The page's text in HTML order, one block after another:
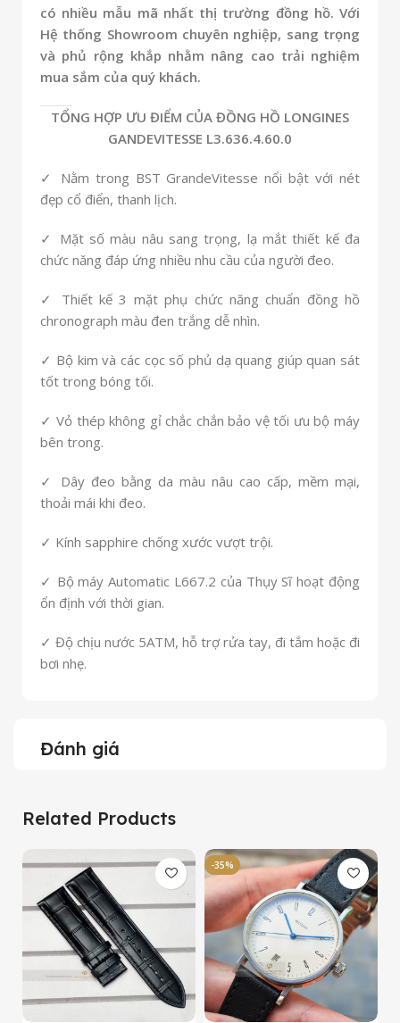
có nhiều mẫu mã nhất thị trường đồng hồ. Với
Hệ thống Showroom chuyên nghiệp, sang trọng
và phủ rộng khắp nhằm nâng cao trải nghiệm
mua sắm của quý khách.
TỔNG HỢP ƯU ĐIỂM CỦA ĐỒNG HỒ LONGINES
GANDEVITESSE L3.636.4.60.0
✓ Nằm trong BST GrandeVitesse nổi bật với nét
đẹp cổ điển, thanh lịch.
✓ Mặt số màu nâu sang trọng, lạ mắt thiết kế đa
chức năng đáp ứng nhiều nhu cầu của người đeo.
✓ Thiết kế 3 mặt phụ chức năng chuẩn đồng hồ
chronograph màu đen trắng dễ nhìn.
✓ Bộ kim và các cọc số phủ dạ quang giúp quan sát
tốt trong bóng tối.
✓ Vỏ thép không gỉ chắc chắn bảo vệ tối ưu bộ máy
bên trong.
✓ Dây đeo bằng da màu nâu cao cấp, mềm mại,
thoải mái khi đeo.
✓ Kính sapphire chống xước vượt trội.
✓ Bộ máy Automatic L667.2 của Thụy Sĩ hoạt động
ổn định với thời gian.
✓ Độ chịu nước 5ATM, hỗ trợ rửa tay, đi tắm hoặc đi
bơi nhẹ.
Đánh giá
Related Products
-35%